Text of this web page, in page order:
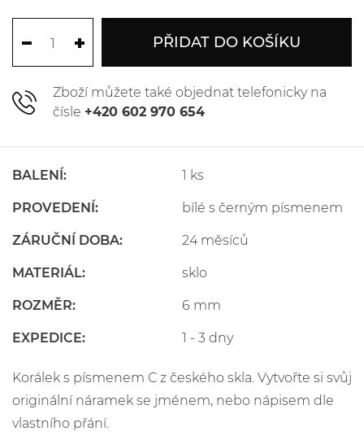
PŘIDAT DO KOŠÍKU
Zboží můžete také objednat telefonicky na
čísle +420 602 970 654
BALENÍ: 1 ks
PROVEDENÍ: bílé s černým písmenem
ZÁRUČNÍ DOBA: 24 měsíců
MATERIÁL: sklo
ROZMĚR: 6 mm
EXPEDICE: 1 - 3 dny
Korálek s písmenem C z českého skla. Vytvořte si svůj
originální náramek se jménem, nebo nápisem dle
vlastního přání.